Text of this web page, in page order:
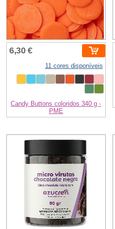
6,30 €
11 cores disponíveis
Candy Buttons coloridos 340 g -
PME